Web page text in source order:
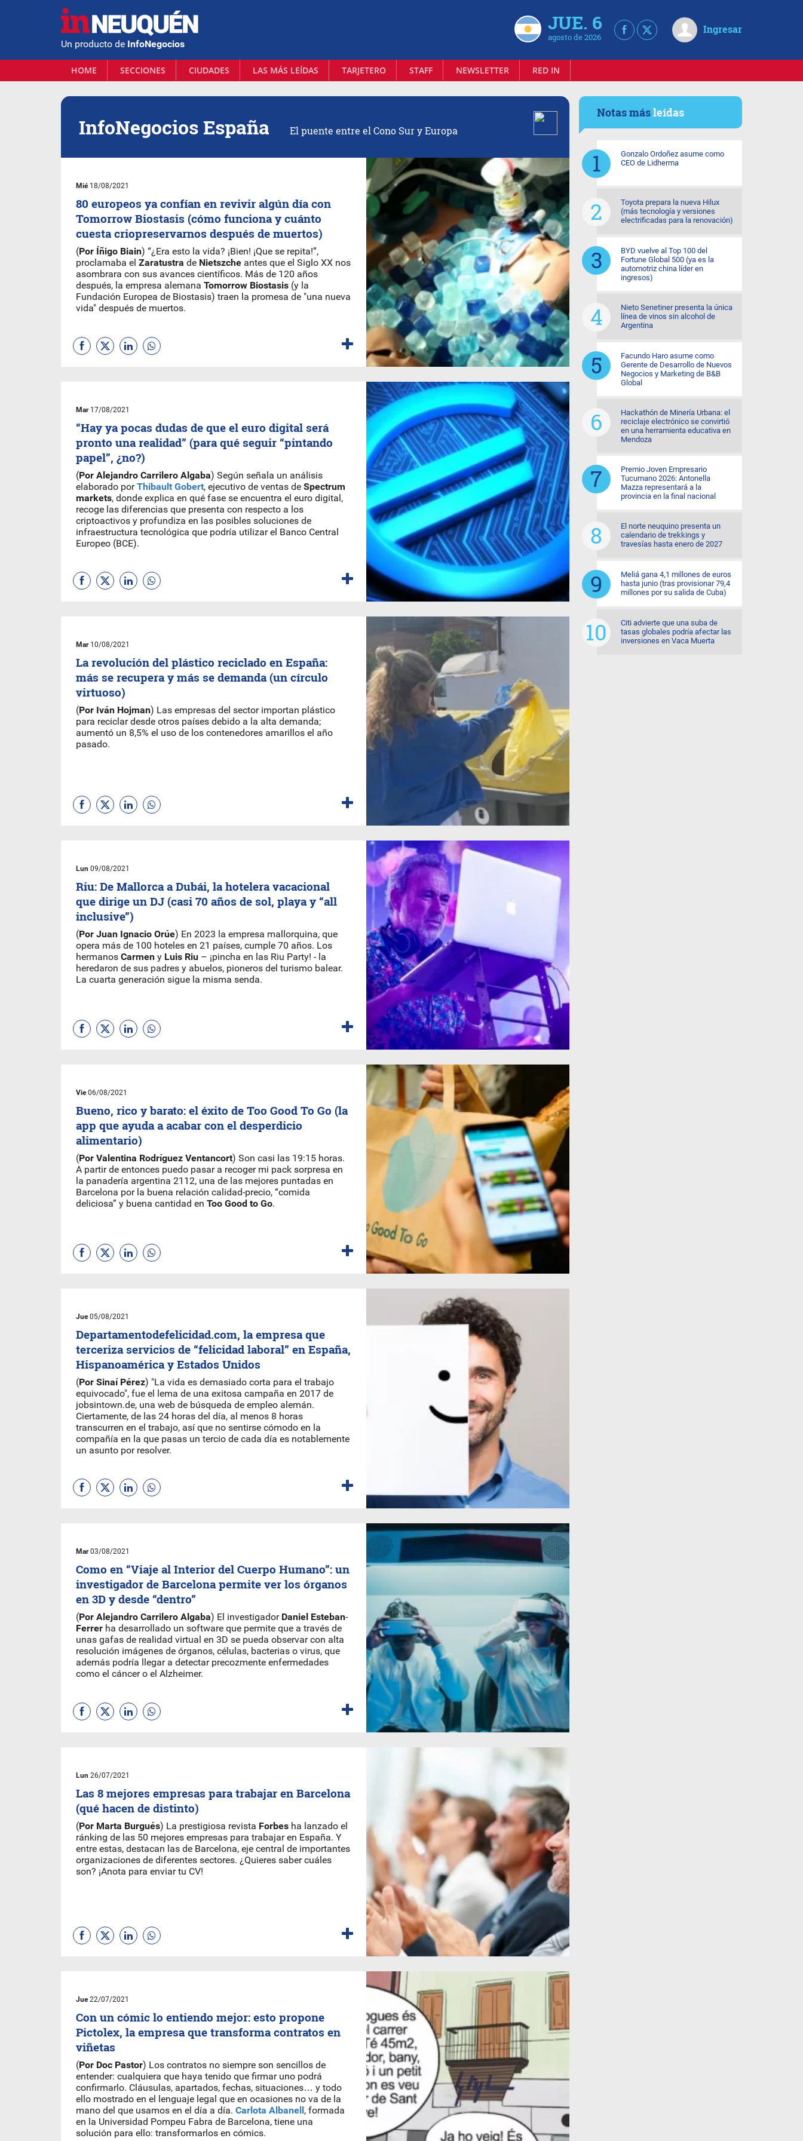
Un producto de InfoNegocios
JUE. 6
agosto de 2026
Ingresar
HOME SECCIONES CIUDADES LAS MÁS LEÍDAS TARJETERO STAFF NEWSLETTER RED IN
InfoNegocios España El puente entre el Cono Sur y Europa
Mié18/08/2021
80 europeos ya confían en revivir algún día con
Tomorrow Biostasis (cómo funciona y cuánto
cuesta criopreservarnos después de muertos)
(Por Íñigo Biain) “¿Era esto la vida? ¡Bien! ¡Que se repita!”,
proclamaba el Zaratustra de Nietszche antes que el Siglo XX nos
asombrara con sus avances científicos. Más de 120 años
después, la empresa alemana Tomorrow Biostasis (y la
Fundación Europea de Biostasis) traen la promesa de "una nueva
vida" después de muertos.
Mar17/08/2021
“Hay ya pocas dudas de que el euro digital será
pronto una realidad” (para qué seguir “pintando
papel”, ¿no?)
(Por Alejandro Carrilero Algaba) Según señala un análisis
elaborado porThibault Gobert, ejecutivo de ventas de Spectrum
markets, donde explica en qué fase se encuentra el euro digital,
recoge las diferencias que presenta con respecto a los
criptoactivos y profundiza en las posibles soluciones de
infraestructura tecnológica que podría utilizar el Banco Central
Europeo (BCE).
Mar10/08/2021
La revolución del plástico reciclado en España:
más se recupera y más se demanda (un círculo
virtuoso)
(Por Iván Hojman) Las empresas del sector importan plástico
para reciclar desde otros países debido a la alta demanda;
aumentó un 8,5% el uso de los contenedores amarillos el año
pasado.
Lun 09/08/2021
Riu: De Mallorca a Dubái, la hotelera vacacional
que dirige un DJ (casi 70 años de sol, playa y “all
inclusive”)
(Por Juan Ignacio Orúe) En 2023 la empresa mallorquina, que
opera más de 100 hoteles en 21 países, cumple 70 años. Los
hermanos Carmen y Luis Riu – ¡pincha en las Riu Party! - la
heredaron de sus padres y abuelos, pioneros del turismo balear.
La cuarta generación sigue la misma senda.
Vie06/08/2021
Bueno, rico y barato: el éxito de Too Good To Go (la
app que ayuda a acabar con el desperdicio
alimentario)
(Por Valentina Rodríguez Ventancort) Son casi las 19:15 horas.
A partir de entonces puedo pasar a recoger mi pack sorpresa en
la panadería argentina 2112, una de las mejores puntadas en
Barcelona por la buena relación calidad-precio, “comida
deliciosa” y buena cantidad en Too Good to Go.
Jue05/08/2021
Departamentodefelicidad.com, la empresa que
terceriza servicios de “felicidad laboral” en España,
Hispanoamérica y Estados Unidos
(Por Sinaí Pérez) "La vida es demasiado corta para el trabajo
equivocado", fue el lema de una exitosa campaña en 2017 de
jobsintown.de, una web de búsqueda de empleo alemán.
Ciertamente, de las 24 horas del día, al menos 8 horas
transcurren en el trabajo, así que no sentirse cómodo en la
compañía en la que pasas un tercio de cada día es notablemente
un asunto por resolver.
Mar03/08/2021
Como en “Viaje al Interior del Cuerpo Humano”: un
investigador de Barcelona permite ver los órganos
en 3D y desde “dentro”
(Por Alejandro Carrilero Algaba) El investigador Daniel Esteban-
Ferrer ha desarrollado un software que permite que a través de
unas gafas de realidad virtual en 3D se pueda observar con alta
resolución imágenes de órganos, células, bacterias o virus, que
además podría llegar a detectar precozmente enfermedades
como el cáncer o el Alzheimer.
Lun 26/07/2021
Las 8 mejores empresas para trabajar en Barcelona
(qué hacen de distinto)
(Por Marta Burgués) La prestigiosa revista Forbes ha lanzado el
ránking de las 50 mejores empresas para trabajar en España. Y
entre estas, destacan las de Barcelona, eje central de importantes
organizaciones de diferentes sectores. ¿Quieres saber cuáles
son? ¡Anota para enviar tu CV!
Jue22/07/2021
Con un cómic lo entiendo mejor: esto propone
Pictolex, la empresa que transforma contratos en
viñetas
(Por Doc Pastor) Los contratos no siempre son sencillos de
entender: cualquiera que haya tenido que firmar uno podrá
confirmarlo. Cláusulas, apartados, fechas, situaciones… y todo
ello mostrado en el lenguaje legal que en ocasiones no va de la
mano del que usamos en el día a día. Carlota Albanell, formada
en la Universidad Pompeu Fabra de Barcelona, tiene una
solución para ello: transformarlos en cómics.
Notas másleídas
Gonzalo Ordoñez asume como
CEO de Lidherma
Toyota prepara la nueva Hilux
(más tecnología y versiones
electrificadas para la renovación)
BYD vuelve al Top 100 del
Fortune Global 500 (ya es la
automotriz china líder en
ingresos)
Nieto Senetiner presenta la única
línea de vinos sin alcohol de
Argentina
Facundo Haro asume como
Gerente de Desarrollo de Nuevos
Negocios y Marketing de B&B
Global
Hackathón de Minería Urbana: el
reciclaje electrónico se convirtió
en una herramienta educativa en
Mendoza
Premio Joven Empresario
Tucumano 2026: Antonella
Mazza representará a la
provincia en la final nacional
El norte neuquino presenta un
calendario de trekkings y
travesías hasta enero de 2027
Meliá gana 4,1 millones de euros
hasta junio (tras provisionar 79,4
millones por su salida de Cuba)
Citi advierte que una suba de
tasas globales podría afectar las
inversiones en Vaca Muerta